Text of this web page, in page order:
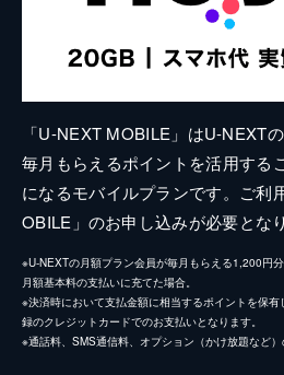
「U-NEXT MOBILE」はU-NEXT
毎月もらえるポイントを活用する
になるモバイルプランです。ご利
OBILE」のお申し込みが必要となり
※U-NEXTの月額プラン会員が毎月もらえる1,200円
月額基本料の支払いに充てた場合。
※決済時において支払金額に相当するポイントを保
録のクレジットカードでのお支払いとなります。
※通話料、SMS通信料、オプション（かけ放題など）